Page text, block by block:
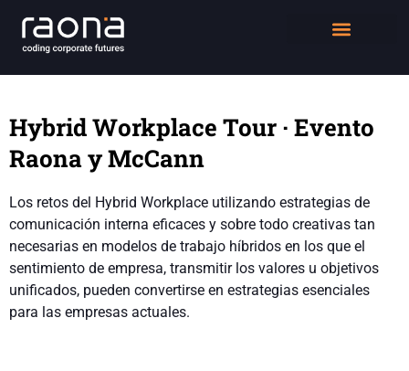
Hybrid Workplace Tour · Evento
Raona y McCann
Los retos del Hybrid Workplace utilizando estrategias de
comunicación interna eficaces y sobre todo creativas tan
necesarias en modelos de trabajo híbridos en los que el
sentimiento de empresa, transmitir los valores u objetivos
unificados, pueden convertirse en estrategias esenciales
para las empresas actuales.